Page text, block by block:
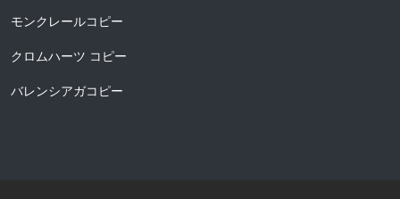
モンクレールコピー
クロムハーツ コピー
バレンシアガコピー